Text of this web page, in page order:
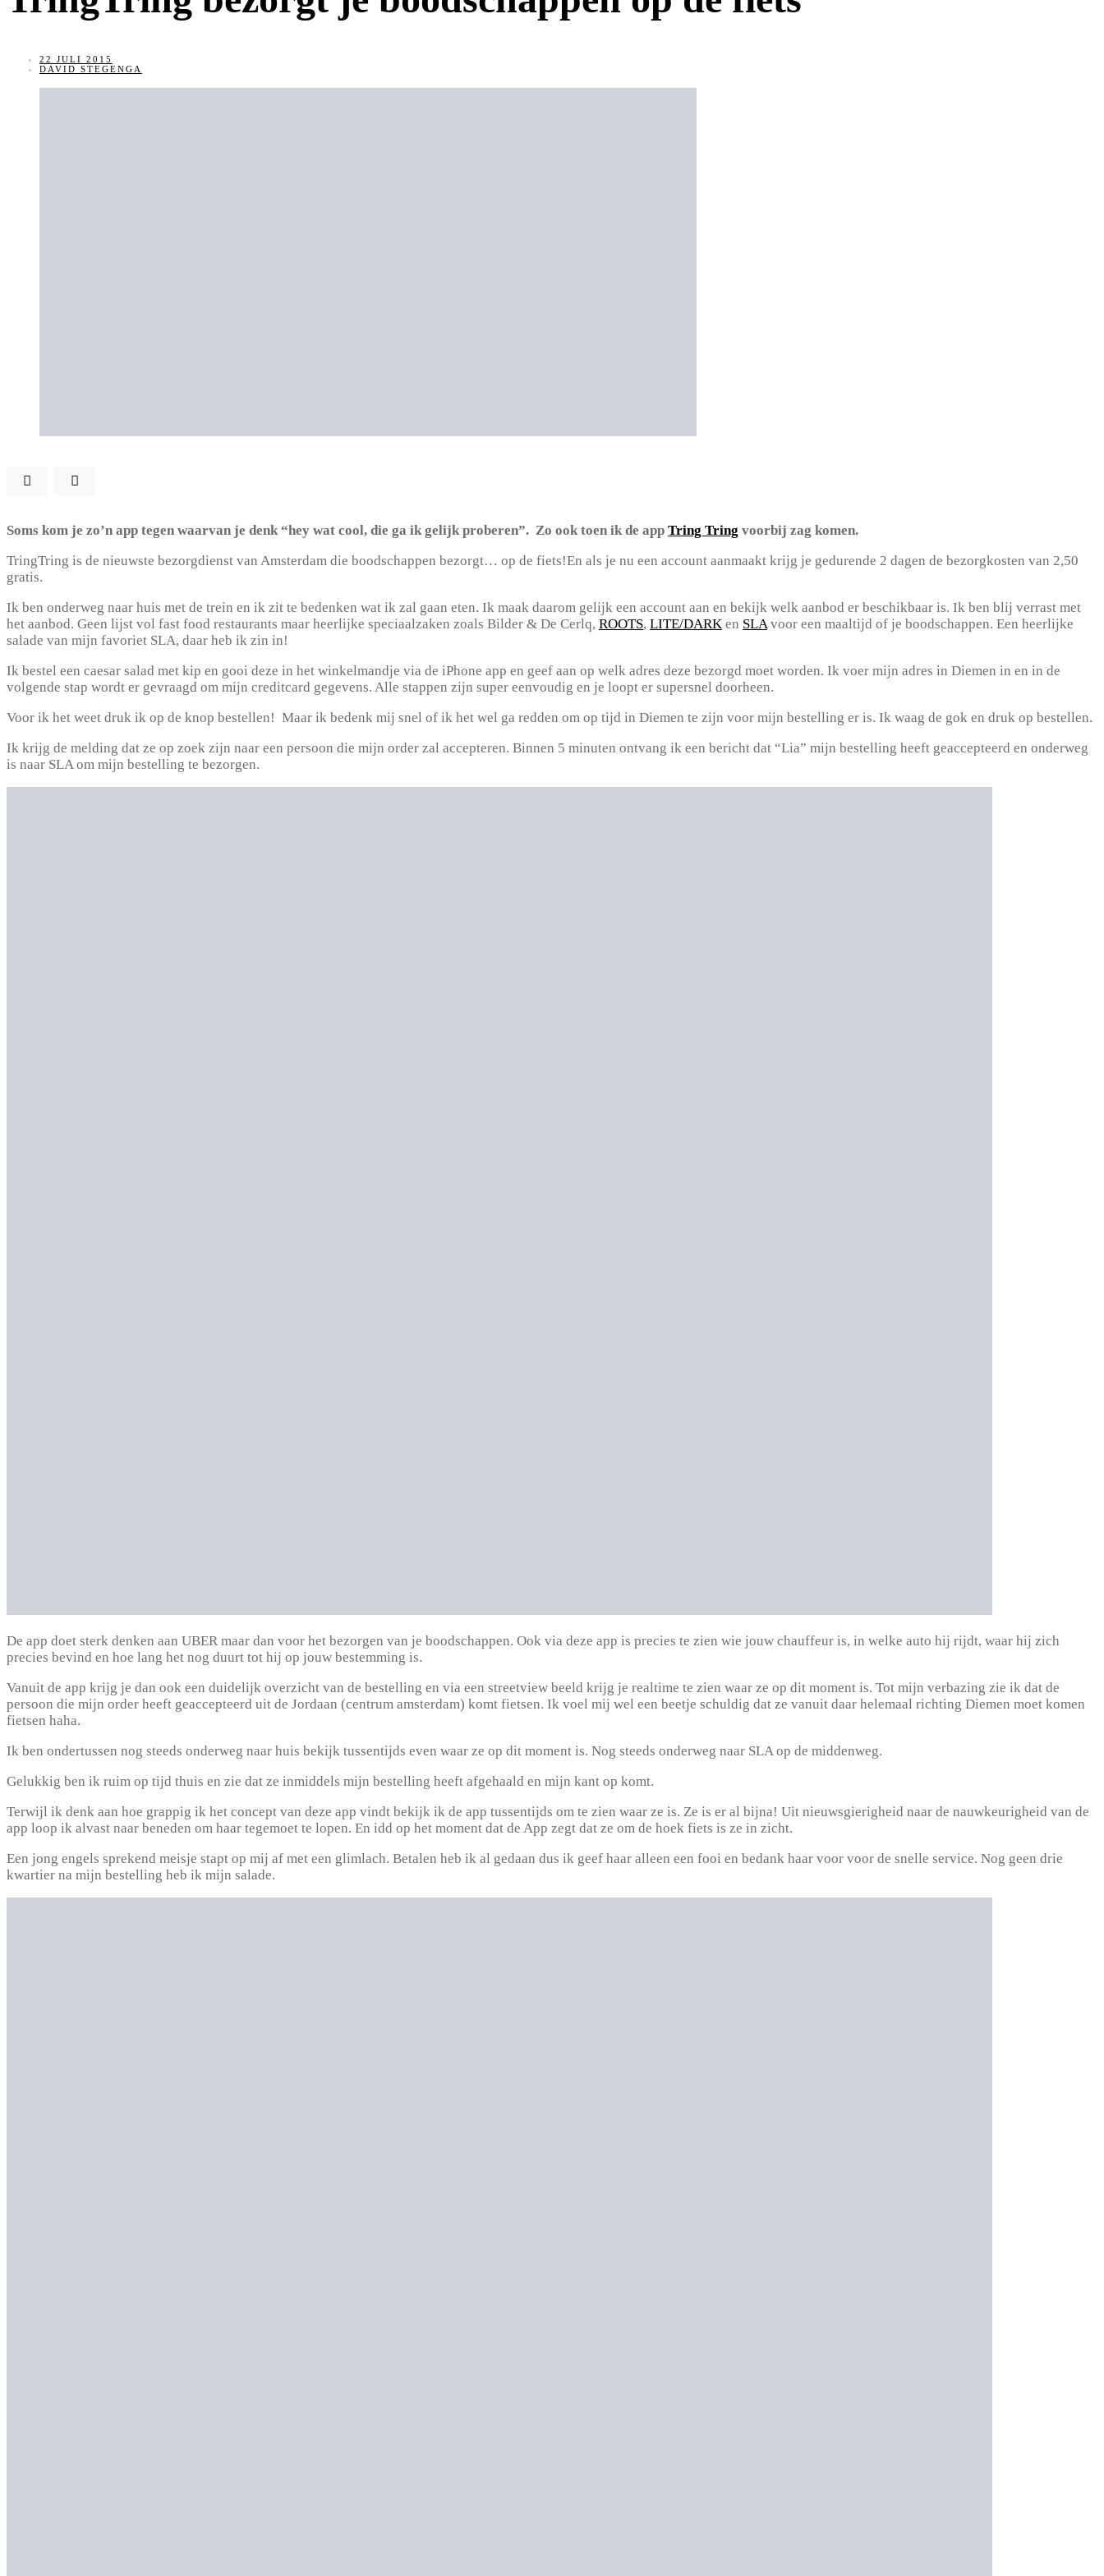
22 JULI 2015
DAVID STEGENGA
Soms kom je zo’n app tegen waarvan je denk “hey wat cool, die ga ik gelijk proberen”. Zo ook toen ik de app Tring Tring voorbij zag komen.
TringTring is de nieuwste bezorgdienst van Amsterdam die boodschappen bezorgt… op de fiets!En als je nu een account aanmaakt krijg je gedurende 2 dagen de bezorgkosten van 2,50
gratis.
Ik ben onderweg naar huis met de trein en ik zit te bedenken wat ik zal gaan eten. Ik maak daarom gelijk een account aan en bekijk welk aanbod er beschikbaar is. Ik ben blij verrast met
het aanbod. Geen lijst vol fast food restaurants maar heerlijke speciaalzaken zoals Bilder & De Cerlq, ROOTS, LITE/DARK en SLA voor een maaltijd of je boodschappen. Een heerlijke
salade van mijn favoriet SLA, daar heb ik zin in!
Ik bestel een caesar salad met kip en gooi deze in het winkelmandje via de iPhone app en geef aan op welk adres deze bezorgd moet worden. Ik voer mijn adres in Diemen in en in de
volgende stap wordt er gevraagd om mijn creditcard gegevens. Alle stappen zijn super eenvoudig en je loopt er supersnel doorheen.
Voor ik het weet druk ik op de knop bestellen! Maar ik bedenk mij snel of ik het wel ga redden om op tijd in Diemen te zijn voor mijn bestelling er is. Ik waag de gok en druk op bestellen.
Ik krijg de melding dat ze op zoek zijn naar een persoon die mijn order zal accepteren. Binnen 5 minuten ontvang ik een bericht dat “Lia” mijn bestelling heeft geaccepteerd en onderweg
is naar SLA om mijn bestelling te bezorgen.
De app doet sterk denken aan UBER maar dan voor het bezorgen van je boodschappen. Ook via deze app is precies te zien wie jouw chauffeur is, in welke auto hij rijdt, waar hij zich
precies bevind en hoe lang het nog duurt tot hij op jouw bestemming is.
Vanuit de app krijg je dan ook een duidelijk overzicht van de bestelling en via een streetview beeld krijg je realtime te zien waar ze op dit moment is. Tot mijn verbazing zie ik dat de
persoon die mijn order heeft geaccepteerd uit de Jordaan (centrum amsterdam) komt fietsen. Ik voel mij wel een beetje schuldig dat ze vanuit daar helemaal richting Diemen moet komen
fietsen haha.
Ik ben ondertussen nog steeds onderweg naar huis bekijk tussentijds even waar ze op dit moment is. Nog steeds onderweg naar SLA op de middenweg.
Gelukkig ben ik ruim op tijd thuis en zie dat ze inmiddels mijn bestelling heeft afgehaald en mijn kant op komt.
Terwijl ik denk aan hoe grappig ik het concept van deze app vindt bekijk ik de app tussentijds om te zien waar ze is. Ze is er al bijna! Uit nieuwsgierigheid naar de nauwkeurigheid van de
app loop ik alvast naar beneden om haar tegemoet te lopen. En idd op het moment dat de App zegt dat ze om de hoek fiets is ze in zicht.
Een jong engels sprekend meisje stapt op mij af met een glimlach. Betalen heb ik al gedaan dus ik geef haar alleen een fooi en bedank haar voor voor de snelle service. Nog geen drie
kwartier na mijn bestelling heb ik mijn salade.